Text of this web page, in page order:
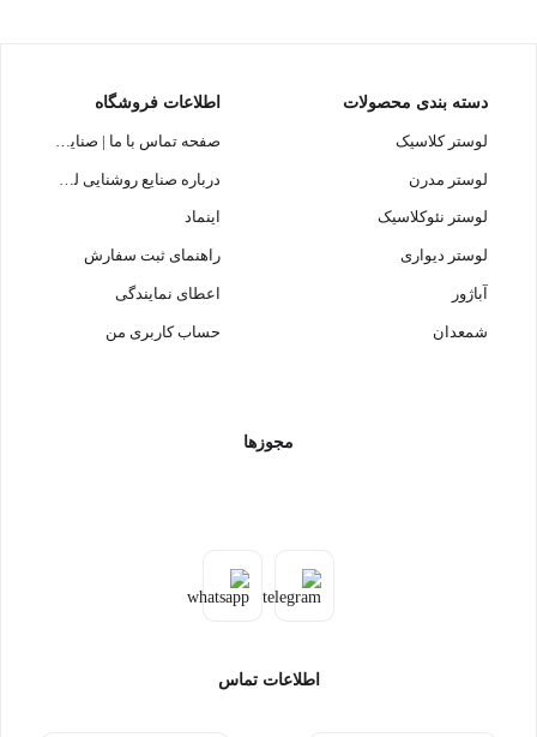
دسته بندی محصولات
لوستر کلاسیک
لوستر مدرن
لوستر نئوکلاسیک
لوستر دیواری
آباژور
شمعدان
اطلاعات فروشگاه
اینماد
راهنمای ثبت سفارش
اعطای نمایندگی
حساب کاربری من
مجوزها
اطلاعات تماس